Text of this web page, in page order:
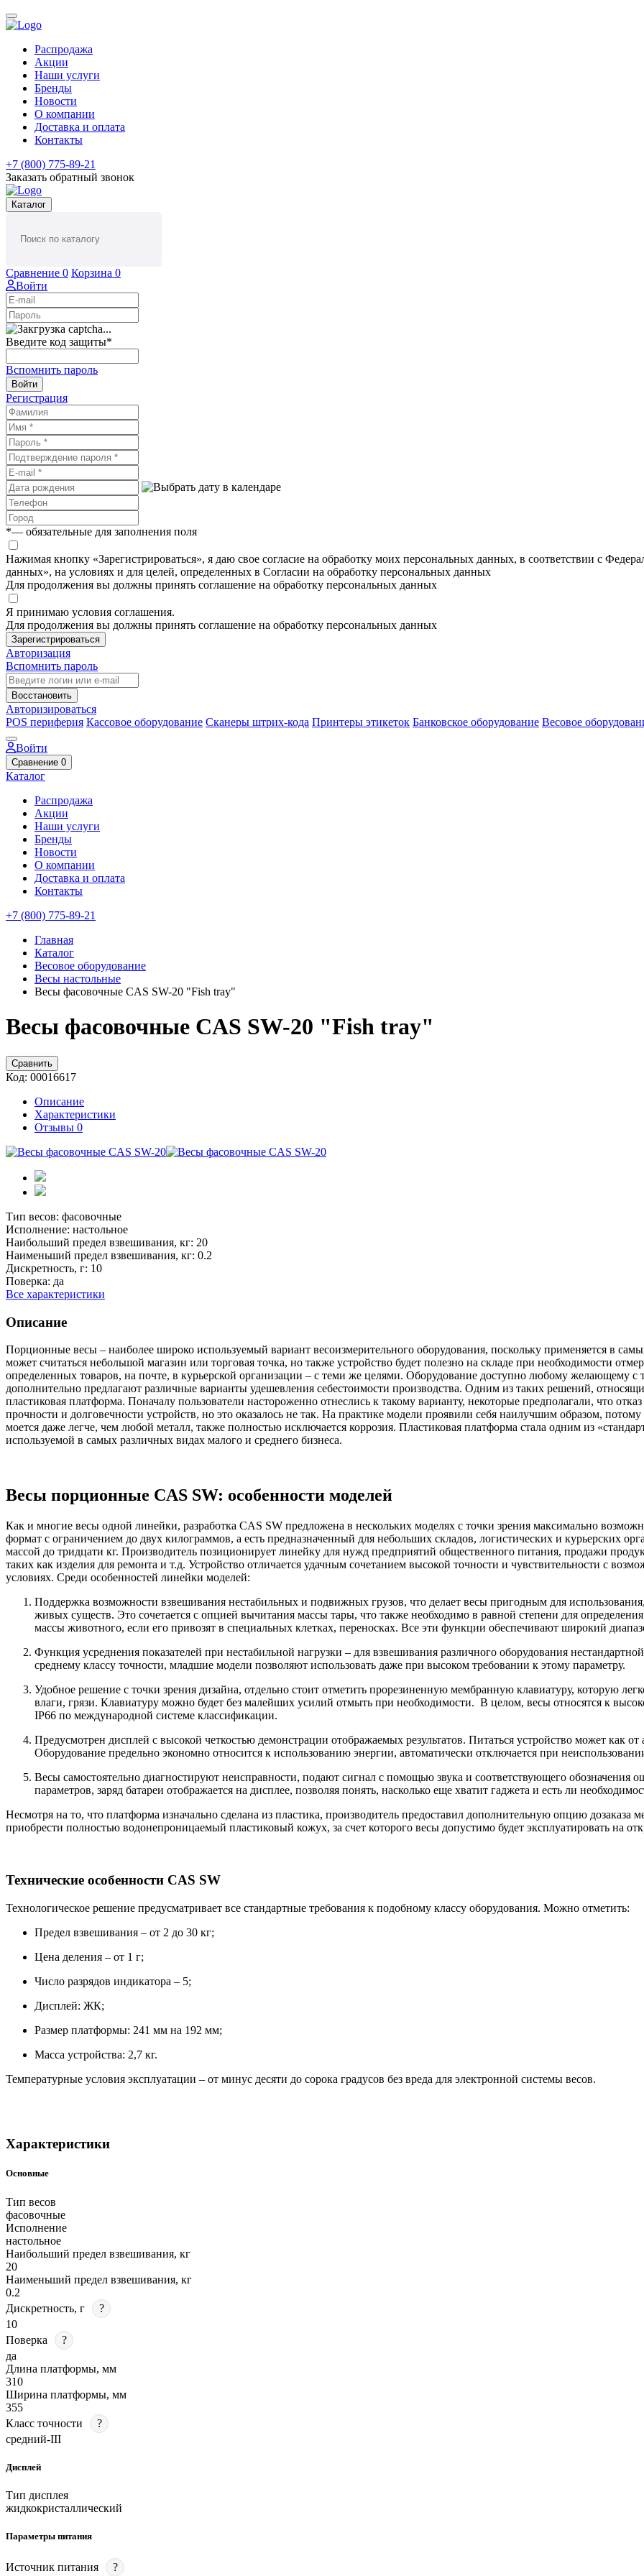
Распродажа
Акции
Наши услуги
Бренды
Новости
О компании
Доставка и оплата
Контакты
+7 (800) 775-89-21
Заказать обратный звонок
Каталог
Сравнение 0 Корзина 0
Войти
Введите код защиты*
Вспомнить пароль
Войти
Регистрация
*— обязательные для заполнения поля
Нажимая кнопку «Зарегистрироваться», я даю свое согласие на обработку моих персональных данных, в соответствии с
данных», на условиях и для целей, определенных в Согласии на обработку персональных данных
Для продолжения вы должны принять соглашение на обработку персональных данных
Я принимаю условия соглашения.
Для продолжения вы должны принять соглашение на обработку персональных данных
Зарегистрироваться
Авторизация
Вспомнить пароль
Восстановить
Авторизироваться
POS периферия Кассовое оборудование Сканеры штрих-кода Принтеры этикеток Банковское оборудование Весовое
Войти
Сравнение 0
Каталог
Распродажа
Акции
Наши услуги
Бренды
Новости
О компании
Доставка и оплата
Контакты
+7 (800) 775-89-21
Главная
Каталог
Весовое оборудование
Весы настольные
Весы фасовочные CAS SW-20 "Fish tray"
Весы фасовочные CAS SW-20 "Fish tray"
Сравнить
Код: 00016617
Описание
Характеристики
Отзывы 0
Тип весов: фасовочные
Исполнение: настольное
Наибольший предел взвешивания, кг: 20
Наименьший предел взвешивания, кг: 0.2
Дискретность, г: 10
Поверка: да
Все характеристики
Описание
Порционные весы – наиболее широко используемый вариант весоизмерительного оборудования, поскольку применяется в
может считаться небольшой магазин или торговая точка, но также устройство будет полезно на складе при необходимости
определенных товаров, на почте, в курьерской организации – с теми же целями. Оборудование доступно любому желающему с
дополнительно предлагают различные варианты удешевления себестоимости производства. Одним из таких решений,
пластиковая платформа. Поначалу пользователи настороженно отнеслись к такому варианту, некоторые предполагали, что
прочности и долговечности устройств, но это оказалось не так. На практике модели проявили себя наилучшим образом,
моется даже легче, чем любой металл, также полностью исключается коррозия. Пластиковая платформа стала одним из
используемой в самых различных видах малого и среднего бизнеса.
Весы порционные CAS SW: особенности моделей
Как и многие весы одной линейки, разработка CAS SW предложена в нескольких моделях с точки зрения максимально
формат с ограничением до двух килограммов, а есть предназначенный для небольших складов, логистических и курьерских
массой до тридцати кг. Производитель позиционирует линейку для нужд предприятий общественного питания, продажи
таких как изделия для ремонта и т.д. Устройство отличается удачным сочетанием высокой точности и чувствительности с
условиях. Среди особенностей линейки моделей:
Поддержка возможности взвешивания нестабильных и подвижных грузов, что делает весы пригодным для
живых существ. Это сочетается с опцией вычитания массы тары, что также необходимо в равной степени для
массы животного, если его привозят в специальных клетках, переносках. Все эти функции обеспечивают широкий
Функция усреднения показателей при нестабильной нагрузки – для взвешивания различного оборудования
среднему классу точности, младшие модели позволяют использовать даже при высоком требовании к этому параметру.
Удобное решение с точки зрения дизайна, отдельно стоит отметить прорезиненную мембранную клавиатуру, которую
влаги, грязи. Клавиатуру можно будет без малейших усилий отмыть при необходимости. В целом, весы относятся к
IP66 по международной системе классификации.
Предусмотрен дисплей с высокой четкостью демонстрации отображаемых результатов. Питаться устройство может как от
Оборудование предельно экономно относится к использованию энергии, автоматически отключается при
Весы самостоятельно диагностируют неисправности, подают сигнал с помощью звука и соответствующего обозначения
параметров, заряд батареи отображается на дисплее, позволяя понять, насколько еще хватит гаджета и есть ли
Несмотря на то, что платформа изначально сделана из пластика, производитель предоставил дополнительную опцию
приобрести полностью водонепроницаемый пластиковый кожух, за счет которого весы допустимо будет эксплуатировать на
Технические особенности CAS SW
Технологическое решение предусматривает все стандартные требования к подобному классу оборудования. Можно отметить:
Предел взвешивания – от 2 до 30 кг;
Цена деления – от 1 г;
Число разрядов индикатора – 5;
Дисплей: ЖК;
Размер платформы: 241 мм на 192 мм;
Масса устройства: 2,7 кг.
Температурные условия эксплуатации – от минус десяти до сорока градусов без вреда для электронной системы весов.
Характеристики
Основные
Тип весов
фасовочные
Исполнение
настольное
Наибольший предел взвешивания, кг
20
Наименьший предел взвешивания, кг
0.2
Дискретность, г
?
10
Поверка
?
да
Длина платформы, мм
310
Ширина платформы, мм
355
Класс точности
?
средний-III
Дисплей
Тип дисплея
жидкокристаллический
Параметры питания
Источник питания ?